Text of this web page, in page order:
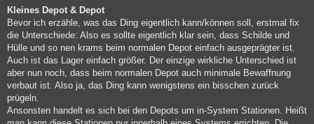
Kleines Depot & Depot
Bevor ich erzähle, was das Ding eigentlich kann/können soll, erstmal fix
die Unterschiede: Also es sollte eigentlich klar sein, dass Schilde und
Hülle und so nen krams beim normalen Depot einfach ausgeprägter ist.
Auch ist das Lager einfach größer. Der einzige wirkliche Unterschied ist
aber nun noch, dass beim normalen Depot auch minimale Bewaffnung
verbaut ist. Also ja, das Ding kann wenigstens ein bisschen zurück
prügeln.
Ansonsten handelt es sich bei den Depots um in-System Stationen. Heißt